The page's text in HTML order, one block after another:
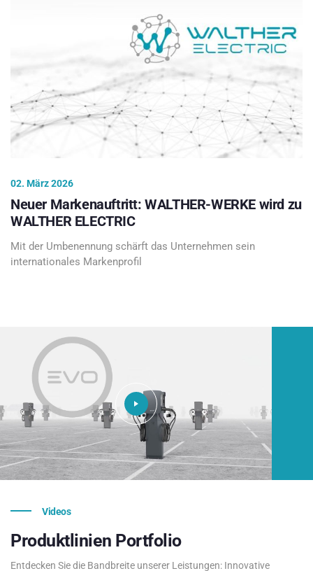
02. März 2026
Neuer Markenauftritt: WALTHER-WERKE wird zu
WALTHER ELECTRIC
Mit der Umbenennung schärft das Unternehmen sein
internationales Markenprofil
Videos
Produktlinien Portfolio
Entdecken Sie die Bandbreite unserer Leistungen: Innovative